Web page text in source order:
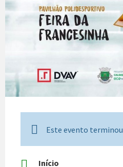
Este evento terminou
Início